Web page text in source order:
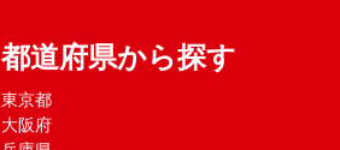
都道府県から探す
東京都
大阪府